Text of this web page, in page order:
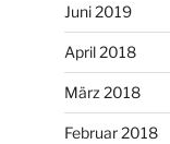
Juni 2019
April 2018
März 2018
Februar 2018